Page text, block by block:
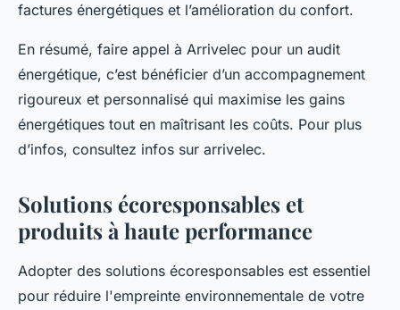
factures énergétiques et l’amélioration du confort.
En résumé, faire appel à Arrivelec pour un audit
énergétique, c’est bénéficier d’un accompagnement
rigoureux et personnalisé qui maximise les gains
énergétiques tout en maîtrisant les coûts. Pour plus
d’infos, consultez infos sur arrivelec.
Solutions écoresponsables et
produits à haute performance
Adopter des solutions écoresponsables est essentiel
pour réduire l'empreinte environnementale de votre